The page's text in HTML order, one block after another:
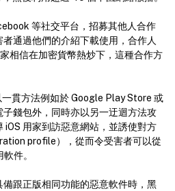
等社交平台，招募其他人合作
通過他們的介紹下載使用，合作人
相信在加密貨幣熱炒下，這種合作方
貫方法例如於 Google Play Store 或
錢包外，同時亦以另一迂迴方法攻
iOS 用家到訪惡意網站，並誘使對方
profile），從而令受害者可以從
件。
跟正版相同功能的惡意軟件時，黑